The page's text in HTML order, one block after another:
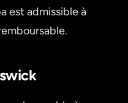
est admissible à